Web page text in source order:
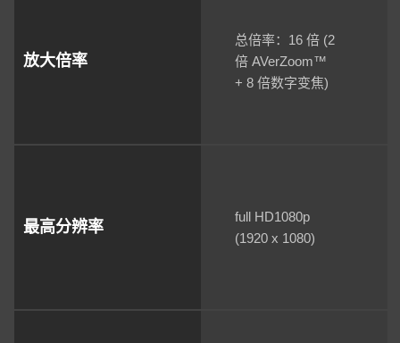
放大倍率
总倍率：16 倍 (2
倍 AVerZoom™
+ 8 倍数字变焦)
最高分辨率
full HD1080p
(1920 x 1080)